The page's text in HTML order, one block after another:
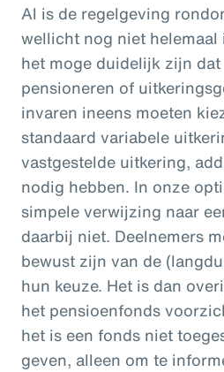
Al is de regelgeving
wellicht nog niet
het moge duidelijk zijn
pensioneren of
invaren ineens moeten
standaard variabele
vastgestelde uitkering,
nodig hebben. In onze
simpele verwijzing naar
daarbij niet. Deelnemers
bewust zijn van de
hun keuze. Het is dan
het pensioenfonds
het is een fonds niet
geven, alleen om te